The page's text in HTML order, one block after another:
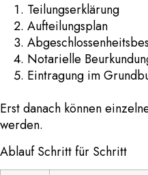
Teilungserklärung
Aufteilungsplan
Notarielle
Eintragung im
Erst danach können
werden.
Ablauf Schritt für Schritt